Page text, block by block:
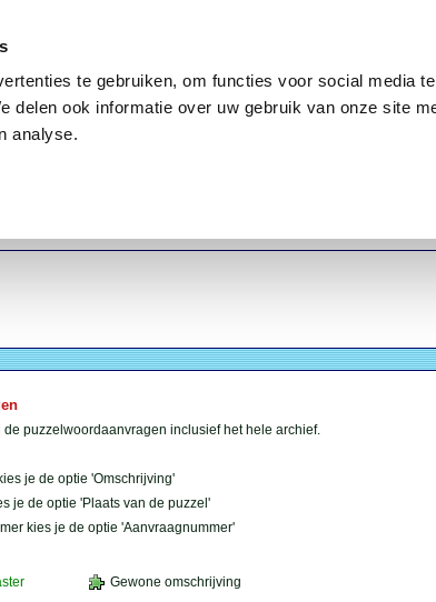
te gebruiken, om functies voor social media
delen ook informatie over uw gebruik van onze site
analyse.
puzzelwoordaanvragen inclusief het hele archief.
je de optie 'Omschrijving'
je de optie 'Plaats van de puzzel'
kies je de optie 'Aanvraagnummer'
Gewone omschrijving